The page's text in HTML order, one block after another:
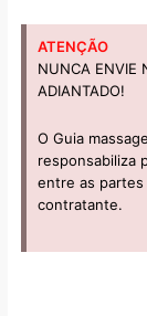
ATENÇÃO
NUNCA ENVIE
ADIANTADO!
O Guia
responsabiliza
entre as partes
contratante.